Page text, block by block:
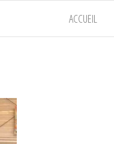
ACCUEIL